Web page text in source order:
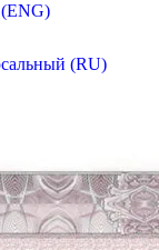
(ENG)
(RU)